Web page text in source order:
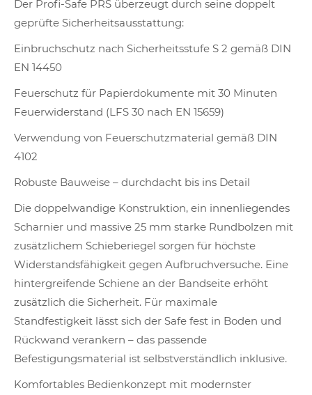
Der Profi-Safe PRS überzeugt durch seine doppelt
geprüfte Sicherheitsausstattung:
Einbruchschutz nach Sicherheitsstufe S 2 gemäß DIN
EN 14450
Feuerschutz für Papierdokumente mit 30 Minuten
Feuerwiderstand (LFS 30 nach EN 15659)
Verwendung von Feuerschutzmaterial gemäß DIN
4102
Robuste Bauweise – durchdacht bis ins Detail
Die doppelwandige Konstruktion, ein innenliegendes
Scharnier und massive 25 mm starke Rundbolzen mit
zusätzlichem Schieberiegel sorgen für höchste
Widerstandsfähigkeit gegen Aufbruchversuche. Eine
hintergreifende Schiene an der Bandseite erhöht
zusätzlich die Sicherheit. Für maximale
Standfestigkeit lässt sich der Safe fest in Boden und
Rückwand verankern – das passende
Befestigungsmaterial ist selbstverständlich inklusive.
Komfortables Bedienkonzept mit modernster